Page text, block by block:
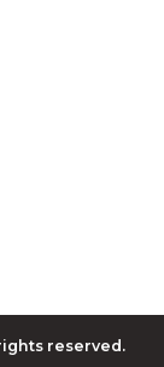
rights reserved.